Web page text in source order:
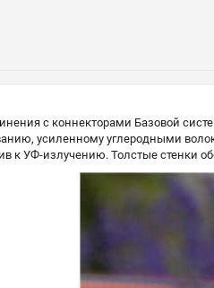
с коннекторами Базовой
усиленному углеродными
УФ-излучению. Толстые стенки